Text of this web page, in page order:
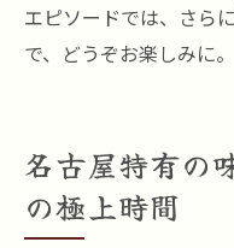
エピソードでは、さら
で、どうぞお楽しみに。
名古屋特有の
の極上時間